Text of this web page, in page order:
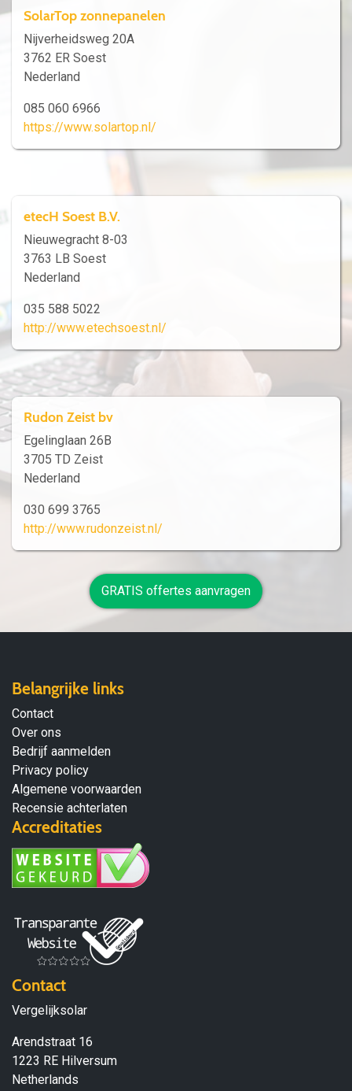
SolarTop zonnepanelen
Nijverheidsweg 20A
3762 ER Soest
Nederland
085 060 6966
https://www.solartop.nl/
etecH Soest B.V.
Nieuwegracht 8-03
3763 LB Soest
Nederland
035 588 5022
http://www.etechsoest.nl/
Rudon Zeist bv
Egelinglaan 26B
3705 TD Zeist
Nederland
030 699 3765
http://www.rudonzeist.nl/
GRATIS offertes aanvragen
Belangrijke links
Contact
Over ons
Bedrijf aanmelden
Privacy policy
Algemene voorwaarden
Recensie achterlaten
Accreditaties
Contact
Vergelijksolar
Arendstraat 16
1223 RE Hilversum
Netherlands